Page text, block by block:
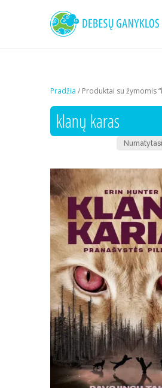
Pradžia / Produktai su žymomis
klanų karas